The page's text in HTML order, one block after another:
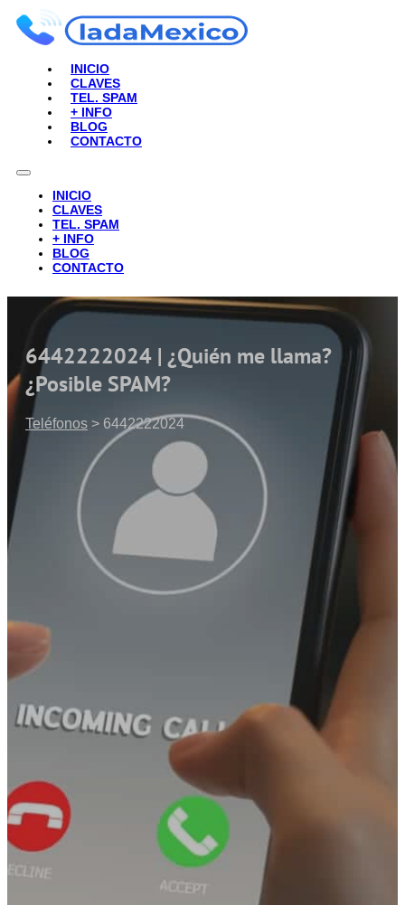
INICIO
CLAVES
TEL. SPAM
+ INFO
BLOG
CONTACTO
INICIO
CLAVES
TEL. SPAM
+ INFO
BLOG
CONTACTO
6442222024 | ¿Quién me llama?
¿Posible SPAM?
Teléfonos > 6442222024